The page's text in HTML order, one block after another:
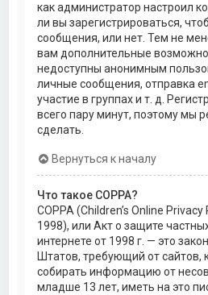
как администратор настроил
ли вы зарегистрироваться,
сообщения, или нет. Тем не
вам дополнительные
недоступны анонимным
личные сообщения, отправка
участие в группах и т. д.
всего пару минут, поэтому мы
сделать.
Вернуться к началу
Что такое COPPA?
COPPA (Children’s Online
1998), или Акт о защите
интернете от 1998 г. — это
Штатов, требующий от сайтов,
собирать информацию от
младше 13 лет, иметь на это